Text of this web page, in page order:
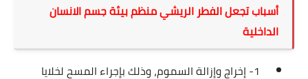
أسباب تجعل الفطر الريشي منظم بيئة جسم الانسان
الداخلية
1- إخراج وإزالة السموم، وذلك بإجراء المسح لخلايا